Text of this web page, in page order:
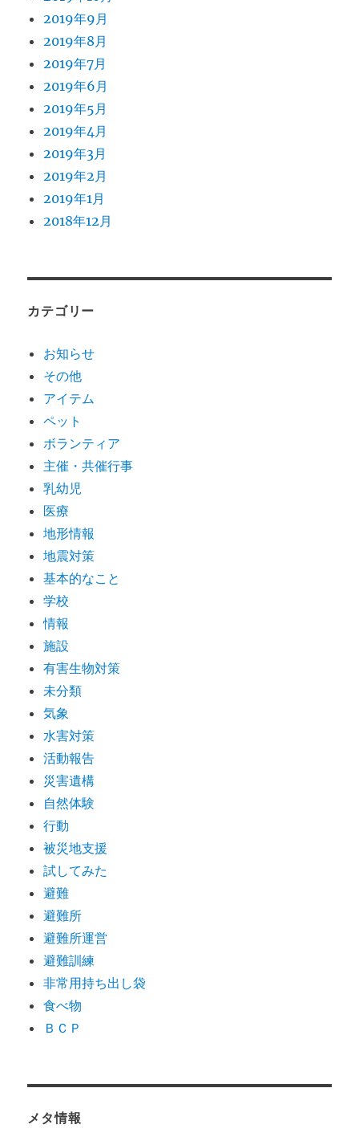
2019年9月
2019年8月
2019年7月
2019年6月
2019年5月
2019年4月
2019年3月
2019年2月
2019年1月
2018年12月
カテゴリー
お知らせ
その他
アイテム
ペット
ボランティア
主催・共催行事
乳幼児
医療
地形情報
地震対策
基本的なこと
学校
情報
施設
有害生物対策
未分類
気象
水害対策
活動報告
災害遺構
自然体験
行動
被災地支援
試してみた
避難
避難所
避難所運営
避難訓練
非常用持ち出し袋
食べ物
ＢＣＰ
メタ情報